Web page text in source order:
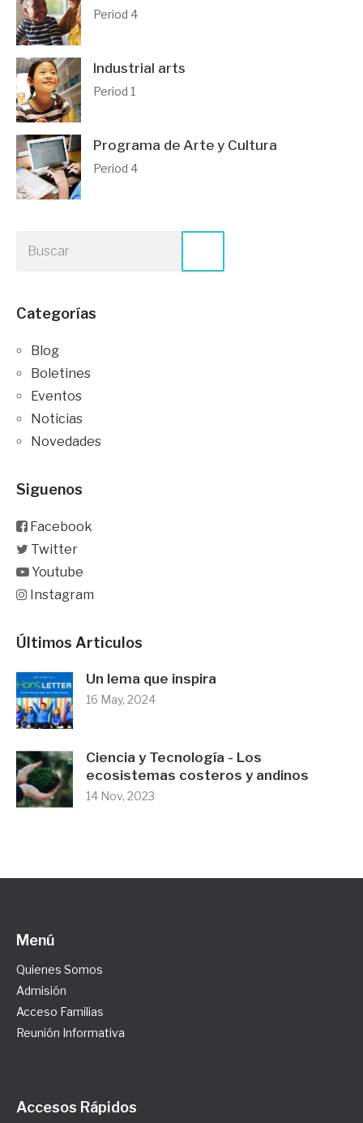
Period 4
Industrial arts
Period 1
Programa de Arte y Cultura
Period 4
Categorías
Blog
Boletines
Eventos
Noticias
Novedades
Siguenos
Facebook
Twitter
Youtube
Instagram
Últimos Articulos
Un lema que inspira
16 May, 2024
Ciencia y Tecnología - Los
ecosistemas costeros y andinos
14 Nov, 2023
Menú
Quienes Somos
Admisión
Acceso Familias
Reunión Informativa
Accesos Rápidos